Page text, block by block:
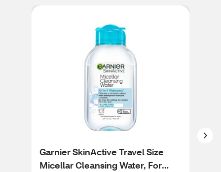
Garnier SkinActive Travel Size
Micellar Cleansing Water, For